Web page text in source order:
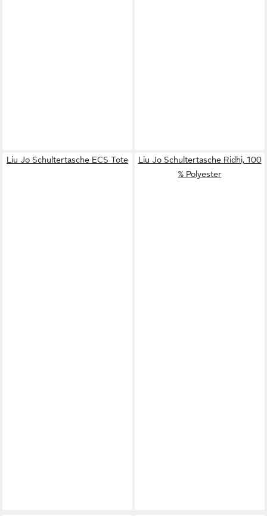
Liu Jo Schultertasche ECS Tote
Liu Jo Schultertasche Ridhi, 100
% Polyester